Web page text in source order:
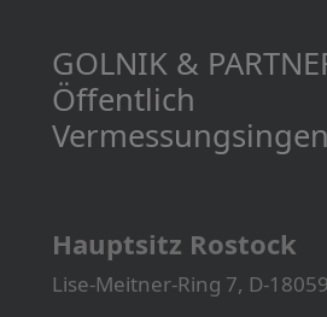
GOLNIK &
Öffentlich
Hauptsitz Rostock
Lise-Meitner-Ring 7, D-